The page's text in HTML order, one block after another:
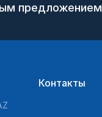
предложением
Контакты